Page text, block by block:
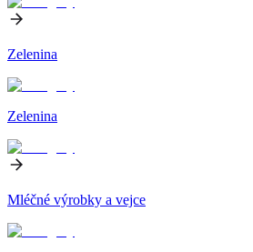
Zelenina
Zelenina
Mléčné výrobky a vejce